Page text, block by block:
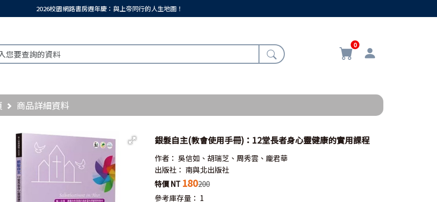
2026校園網路書房週年慶：與上帝同行的人生地圖！
0
商品詳細資料
銀髮自主(教會使用手冊)：12堂長者身心靈健康的實用課程
作者： 吳信如、胡瑞芝、周秀雲、龐君華
出版社： 南與北出版社
特價 NT 180200
參考庫存量： 1